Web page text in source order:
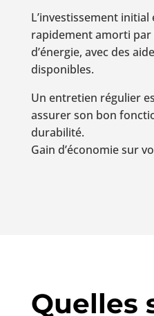
L’investissement
rapidement amorti par
d’énergie, avec des
disponibles.
Un entretien régulier
assurer son bon
durabilité.
Gain d’économie sur
Quelles